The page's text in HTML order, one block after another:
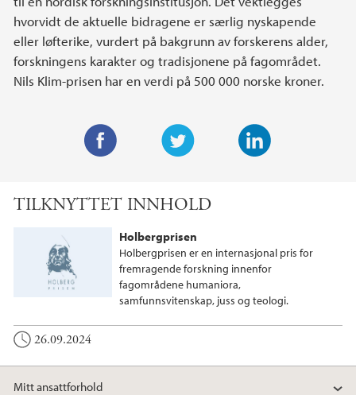
hvorvidt de aktuelle bidragene er særlig nyskapende
eller løfterike, vurdert på bakgrunn av forskerens alder,
forskningens karakter og tradisjonene på fagområdet.
Nils Klim-prisen har en verdi på 500 000 norske kroner.
i
t
e
r
e
d
I
n
TILKNYTTET INNHOLD
Holbergprisen
Holbergprisen er en internasjonal pris for
fremragende forskning innenfor
fagområdene humaniora,
samfunnsvitenskap, juss og teologi.
26.09.2024
Mitt ansattforhold